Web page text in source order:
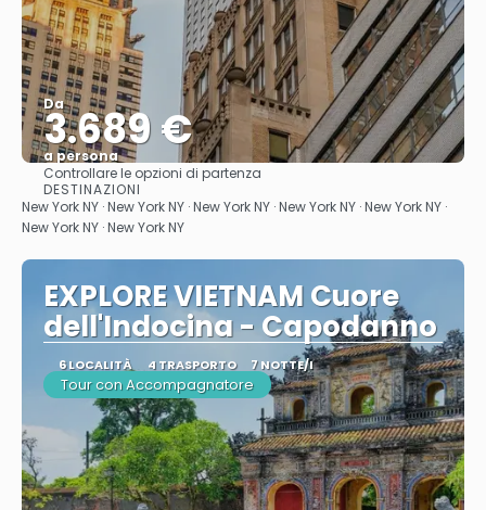
Da
3.689 €
a persona
Vedere
Controllare le opzioni di partenza
DESTINAZIONI
New York NY · New York NY · New York NY · New York NY · New York NY ·
New York NY · New York NY
EXPLORE VIETNAM Cuore
dell'Indocina - Capodanno
6 LOCALITÀ 4 TRASPORTO 7 NOTTE/I
Tour con Accompagnatore